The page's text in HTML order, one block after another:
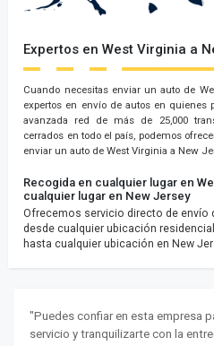
Expertos en West Virginia a
Cuando necesitas enviar un auto de
expertos en envío de autos en quienes
avanzada red de más de 25,000
cerrados en todo el país, podemos
enviar un auto de West Virginia a New
Recogida en cualquier lugar en
cualquier lugar en New Jersey
Ofrecemos servicio directo de envío
desde cualquier ubicación
hasta cualquier ubicación en New
"Puedes confiar en esta empresa
servicio y tranquilizarte con la